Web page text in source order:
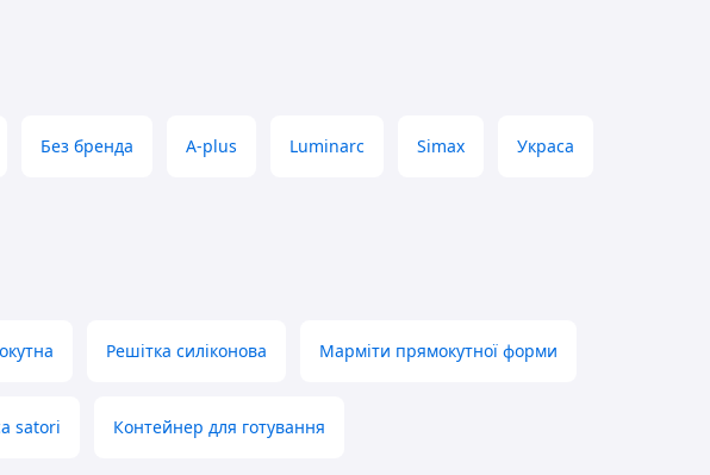
Без бренда A-plus Luminarc Simax Украса
Решітка силіконова Марміти прямокутної форми
satori Контейнер для готування